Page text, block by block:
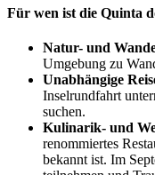
Für wen ist die Quinta
Natur- und
Umgebung zu
Unabhängige
Inselrundfahrt
suchen.
Kulinarik- und
renommiertes
bekannt ist. Im